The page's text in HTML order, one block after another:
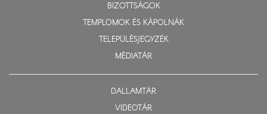
BIZOTTSÁGOK
TEMPLOMOK ÉS KÁPOLNÁK
TELEPÜLÉSJEGYZÉK
MÉDIATÁR
DALLAMTÁR
VIDEOTÁR